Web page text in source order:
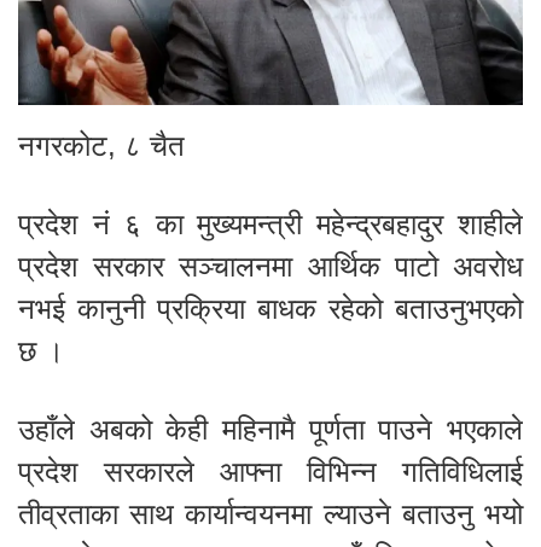
नगरकोट, ८ चैत
प्रदेश नं ६ का मुख्यमन्त्री महेन्द्रबहादुर शाहीले
प्रदेश सरकार सञ्चालनमा आर्थिक पाटो अवरोध
नभई कानुनी प्रक्रिया बाधक रहेको बताउनुभएको
छ ।
उहाँले अबको केही महिनामै पूर्णता पाउने भएकाले
प्रदेश सरकारले आफ्ना विभिन्न गतिविधिलाई
तीव्रताका साथ कार्यान्वयनमा ल्याउने बताउनु भयो